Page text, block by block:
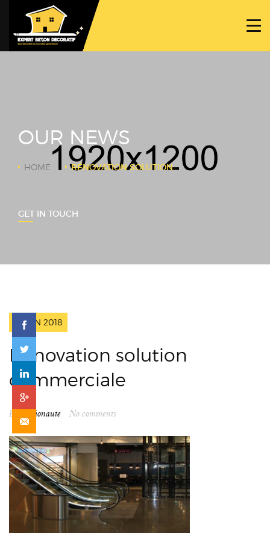
PROJETS
NOUS CONTACTER
OUR NEWS
HOME RÉNOVATION SOLUTION COMMERCIALE
GET IN TOUCH
2 JUIN 2018
Rénovation solution
commerciale
By spationaute No comments